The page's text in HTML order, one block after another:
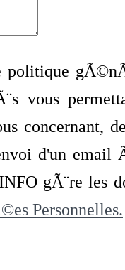
vous
concernant,
d'un
gÃ¨re les
Personnelles.